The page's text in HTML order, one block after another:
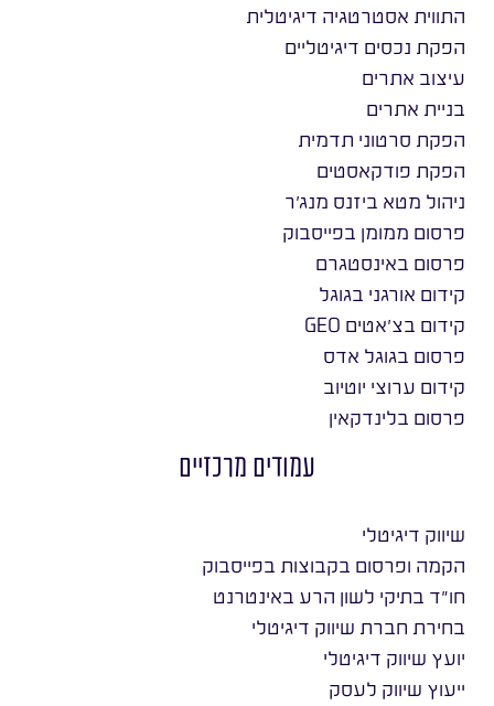
התווית אסטרטגיה דיגיטלית
הפקת נכסים דיגיטליים
עיצוב אתרים
בניית אתרים
הפקת סרטוני תדמית
הפקת פודקאסטים
ניהול מטא ביזנס מנג׳ר
פרסום ממומן בפייסבוק
פרסום באינסטגרם
קידום אורגני בגוגל
קידום בצ׳אטים GEO
פרסום בגוגל אדס
קידום ערוצי יוטיוב
פרסום בלינדקאין
עמודים מרכזיים
שיווק דיגיטלי
הקמה ופרסום בקבוצות בפייסבוק
חו״ד בתיקי לשון הרע באינטרנט
בחירת חברת שיווק דיגיטלי
יועץ שיווק דיגיטלי
ייעוץ שיווק לעסק